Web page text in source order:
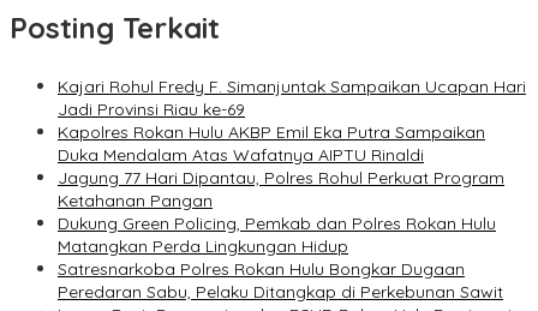
Posting Terkait
Kajari Rohul Fredy F. Simanjuntak Sampaikan Ucapan Hari
Jadi Provinsi Riau ke-69
Kapolres Rokan Hulu AKBP Emil Eka Putra Sampaikan
Duka Mendalam Atas Wafatnya AIPTU Rinaldi
Jagung 77 Hari Dipantau, Polres Rohul Perkuat Program
Ketahanan Pangan
Dukung Green Policing, Pemkab dan Polres Rokan Hulu
Matangkan Perda Lingkungan Hidup
Satresnarkoba Polres Rokan Hulu Bongkar Dugaan
Peredaran Sabu, Pelaku Ditangkap di Perkebunan Sawit